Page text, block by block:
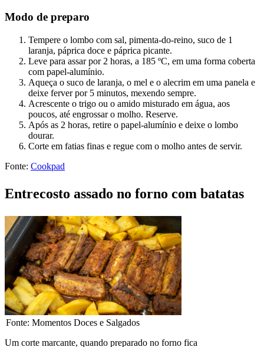
Modo de preparo
Tempere o lombo com sal, pimenta-do-reino, suco de 1
laranja, páprica doce e páprica picante.
Leve para assar por 2 horas, a 185 ºC, em uma forma coberta
com papel-alumínio.
Aqueça o suco de laranja, o mel e o alecrim em uma panela e
deixe ferver por 5 minutos, mexendo sempre.
Acrescente o trigo ou o amido misturado em água, aos
poucos, até engrossar o molho. Reserve.
Após as 2 horas, retire o papel-alumínio e deixe o lombo
dourar.
Corte em fatias finas e regue com o molho antes de servir.
Fonte: Cookpad
Entrecosto assado no forno com batatas
Fonte: Momentos Doces e Salgados
Um corte marcante, quando preparado no forno fica